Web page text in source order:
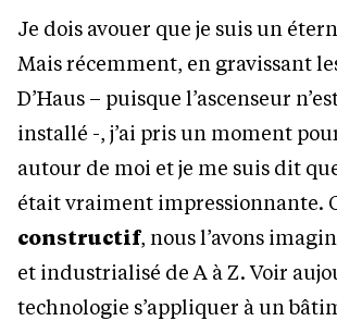
Je dois avouer que je suis un
Mais récemment, en gravissant
D’Haus – puisque l’ascenseur
installé -, j’ai pris un moment
autour de moi et je me suis dit
était vraiment impressionnante.
constructif, nous l’avons
et industrialisé de A à Z. Voir
technologie s’appliquer à un